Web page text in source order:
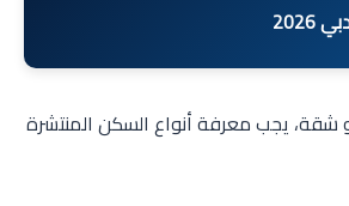
شقة، يجب معرفة أنواع السكن المنتشرة